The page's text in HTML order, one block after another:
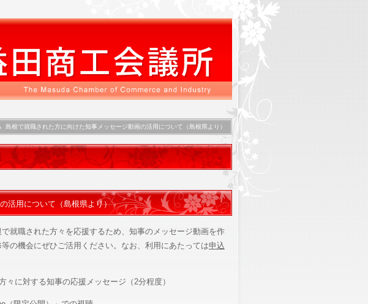
島根で就職された方に向けた知事メッセージ動画の活用について（島根県より）
活用について（島根県より）
就職された方々を応援するため、知事のメッセージ動画を作
の機会にぜひご活用ください。なお、利用にあたっては申込
に対する知事の応援メッセージ（2分程度）